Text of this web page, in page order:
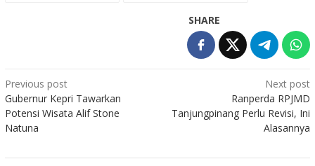
SHARE
Post
navigation
Previous post
Gubernur Kepri Tawarkan
Potensi Wisata Alif Stone
Natuna
Next post
Ranperda RPJMD
Tanjungpinang Perlu Revisi, Ini
Alasannya